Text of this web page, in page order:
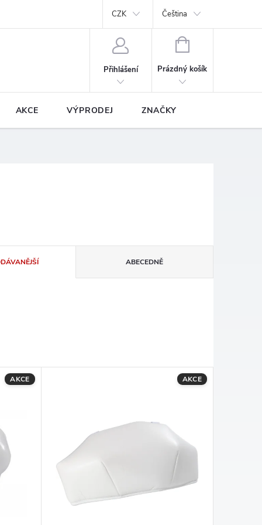
Podmínky ochrany osobních údajů Prodávané značky
CZK Čeština
Přihlášení
NÁKUPNÍ
Prázdný košík
AKCE VÝPRODEJ ZNAČKY
ABECEDNĚ
AKCE AKCE